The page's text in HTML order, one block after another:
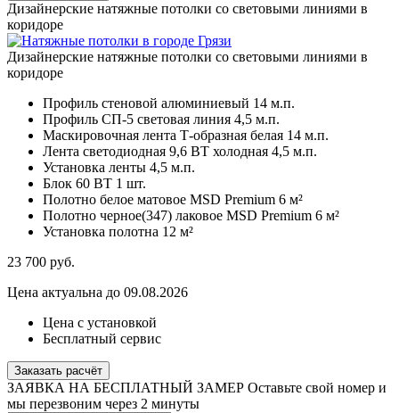
Дизайнерские натяжные потолки со световыми линиями в
коридоре
Дизайнерские натяжные потолки со световыми линиями в
коридоре
Профиль стеновой алюминиевый 14 м.п.
Профиль СП-5 световая линия 4,5 м.п.
Маскировочная лента Т-образная белая 14 м.п.
Лента светодиодная 9,6 ВТ холодная 4,5 м.п.
Установка ленты 4,5 м.п.
Блок 60 ВТ 1 шт.
Полотно белое матовое MSD Premium 6 м²
Полотно черное(347) лаковое MSD Premium 6 м²
Установка полотна 12 м²
23 700 руб.
Цена актуальна до 09.08.2026
Цена с установкой
Бесплатный сервис
Заказать расчёт
ЗАЯВКА НА БЕСПЛАТНЫЙ ЗАМЕР Оставьте свой номер и
мы перезвоним через 2 минуты